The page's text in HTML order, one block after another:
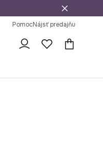
PomocNájsť predajňu